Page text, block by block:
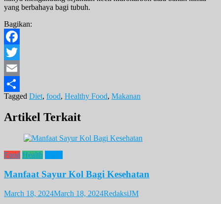
yang berbahaya bagi tubuh.
Bagikan:
Facebook
Twitter
Email
Share
Tagged Diet, food, Healthy Food, Makanan
Artikel Terkait
Food Health
Manfaat Sayur Kol Bagi Kesehatan
March 18, 2024March 18, 2024RedaksiJM